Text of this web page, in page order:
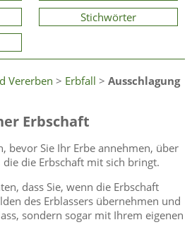
Stichwörter
Vererben > Erbfall > Ausschlagung
Erbschaft
bevor Sie Ihr Erbe annehmen, über
die Erbschaft mit sich bringt.
dass Sie, wenn die Erbschaft
des Erblassers übernehmen und
sondern sogar mit Ihrem eigenen